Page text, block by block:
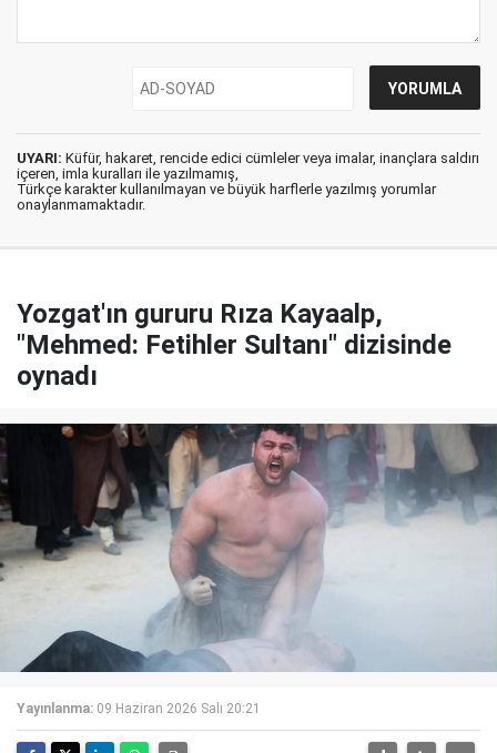
UYARI: Küfür, hakaret, rencide edici cümleler veya imalar, inançlara saldırı
içeren, imla kuralları ile yazılmamış,
Türkçe karakter kullanılmayan ve büyük harflerle yazılmış yorumlar
onaylanmamaktadır.
Yozgat'ın gururu Rıza Kayaalp,
"Mehmed: Fetihler Sultanı" dizisinde
oynadı
Yayınlanma: 09 Haziran 2026 Salı 20:21